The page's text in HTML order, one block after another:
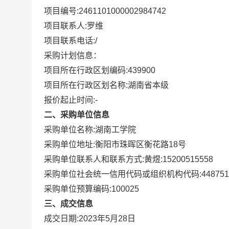
项目编号:2461101000002984742
项目联系人:罗维
项目联系电话:/
采购计划信息：
项目所在行政区划编码:439900
项目所在行政区划名称:湖南省本级
报价起止时间:-
二、采购单位信息
采购单位名称:湖南工学院
采购单位地址:衡阳市珠晖区衡花路18号
采购单位联系人和联系方式:黄煜:15200515558
采购单位社会统一信用代码或组织机构代码:
采购单位预算编码:100025
三、成交信息
成交日期:2023年5月28日